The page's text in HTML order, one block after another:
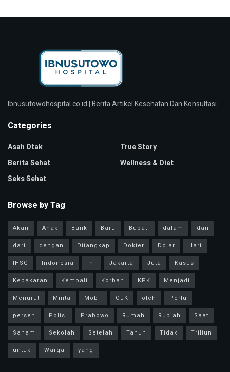
Ibnusutowohospital.co.id | Berita Artikel Kesehatan Dan Konsultasi.
Categories
Asah Otak
Berita Sehat
Seks Sehat
True Story
Wellness & Diet
Browse by Tag
Akan Anak Bank Baru Bupati dalam
dan
dari
dengan Ditangkap Dokter Dolar
Hari
IHSG
Indonesia Ini Jakarta Juta
Kasus
Kebakaran
Kembali Korban KPK
Menjadi
Menurut
Minta Mobil OJK oleh
Perlu
persen
Polisi Prabowo Rumah Rupiah
Saat
Saham
Sekolah Setelah Tahun Tidak
Triliun
untuk
Warga yang